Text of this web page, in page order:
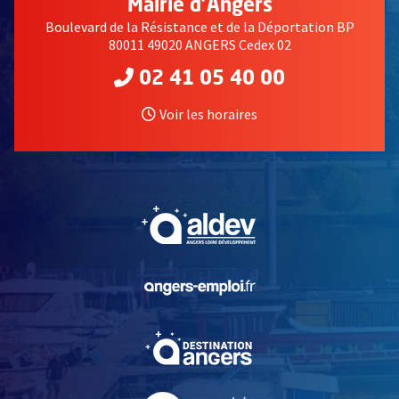
Mairie d'Angers
Boulevard de la Résistance et de la Déportation BP
80011 49020 ANGERS Cedex 02
02 41 05 40 00
Voir les horaires
, Ouvre une nouvelle